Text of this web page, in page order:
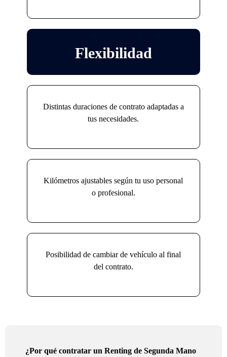
Flexibilidad
Distintas duraciones de contrato adaptadas a
tus necesidades.
Kilómetros ajustables según tu uso personal
o profesional.
Posibilidad de cambiar de vehículo al final
del contrato.
¿Por qué contratar un Renting de Segunda Mano